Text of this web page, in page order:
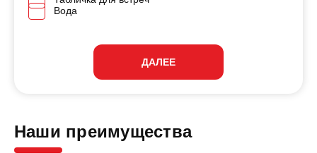
Вода
ДАЛЕЕ
Наши преимущества